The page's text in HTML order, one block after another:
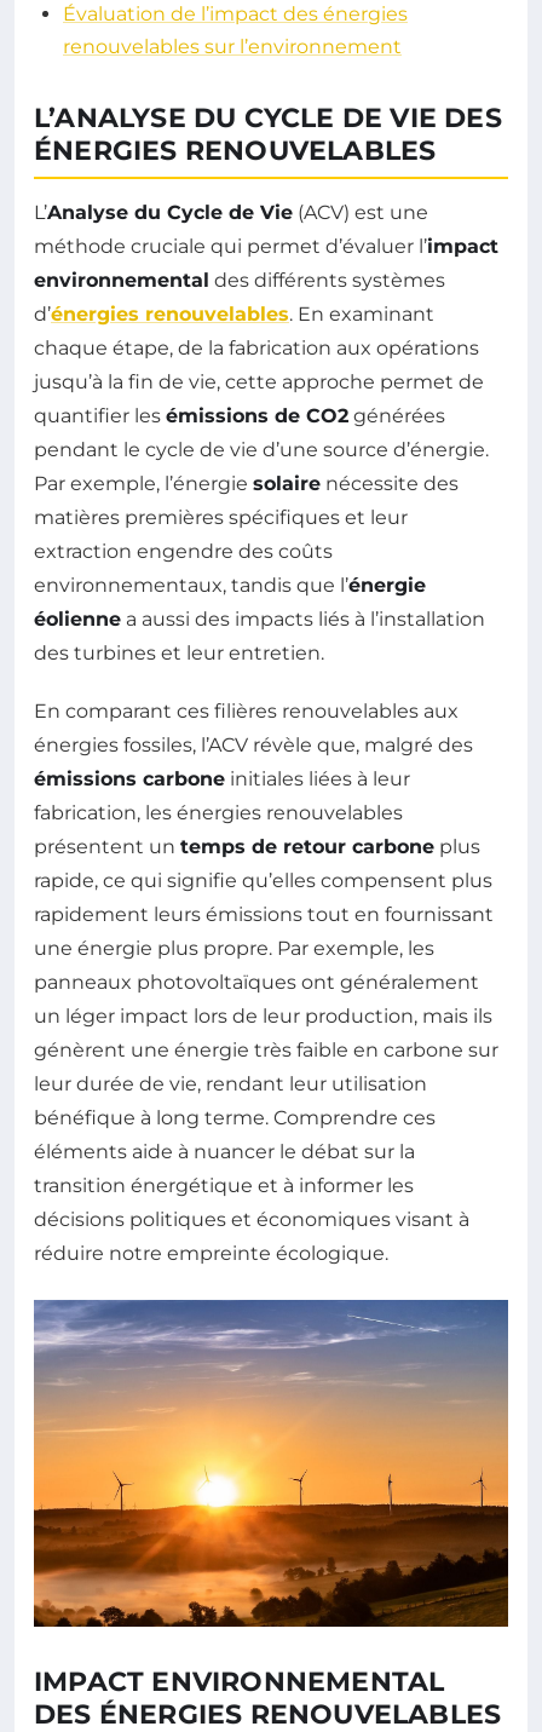
Évaluation de l’impact des énergies
renouvelables sur l’environnement
L’ANALYSE DU CYCLE DE VIE DES
ÉNERGIES RENOUVELABLES
L’Analyse du Cycle de Vie (ACV) est une
méthode cruciale qui permet d’évaluer l’impact
environnemental des différents systèmes
d’énergies renouvelables. En examinant
chaque étape, de la fabrication aux opérations
jusqu’à la fin de vie, cette approche permet de
quantifier les émissions de CO2 générées
pendant le cycle de vie d’une source d’énergie.
Par exemple, l’énergie solaire nécessite des
matières premières spécifiques et leur
extraction engendre des coûts
environnementaux, tandis que l’énergie
éolienne a aussi des impacts liés à l’installation
des turbines et leur entretien.
En comparant ces filières renouvelables aux
énergies fossiles, l’ACV révèle que, malgré des
émissions carbone initiales liées à leur
fabrication, les énergies renouvelables
présentent un temps de retour carbone plus
rapide, ce qui signifie qu’elles compensent plus
rapidement leurs émissions tout en fournissant
une énergie plus propre. Par exemple, les
panneaux photovoltaïques ont généralement
un léger impact lors de leur production, mais ils
génèrent une énergie très faible en carbone sur
leur durée de vie, rendant leur utilisation
bénéfique à long terme. Comprendre ces
éléments aide à nuancer le débat sur la
transition énergétique et à informer les
décisions politiques et économiques visant à
réduire notre empreinte écologique.
IMPACT ENVIRONNEMENTAL
DES ÉNERGIES RENOUVELABLES